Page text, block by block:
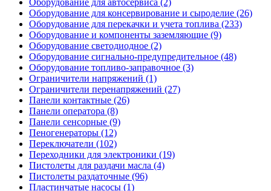
Оборудование для консервирование и сыроделие (26)
Оборудование для перекачки и учета топлива (233)
Оборудование и компоненты заземляющие (9)
Оборудование светодиодное (2)
Оборудование сигнально-предупредительное (48)
Оборудование топливо-заправочное (3)
Ограничители напряжений (1)
Ограничители перенапряжений (27)
Панели контактные (26)
Панели оператора (8)
Панели сенсорные (9)
Пеногенераторы (12)
Переключатели (102)
Переходники для электроники (19)
Пистолеты для раздачи масла (4)
Пистолеты раздаточные (96)
Пластинчатые насосы (1)